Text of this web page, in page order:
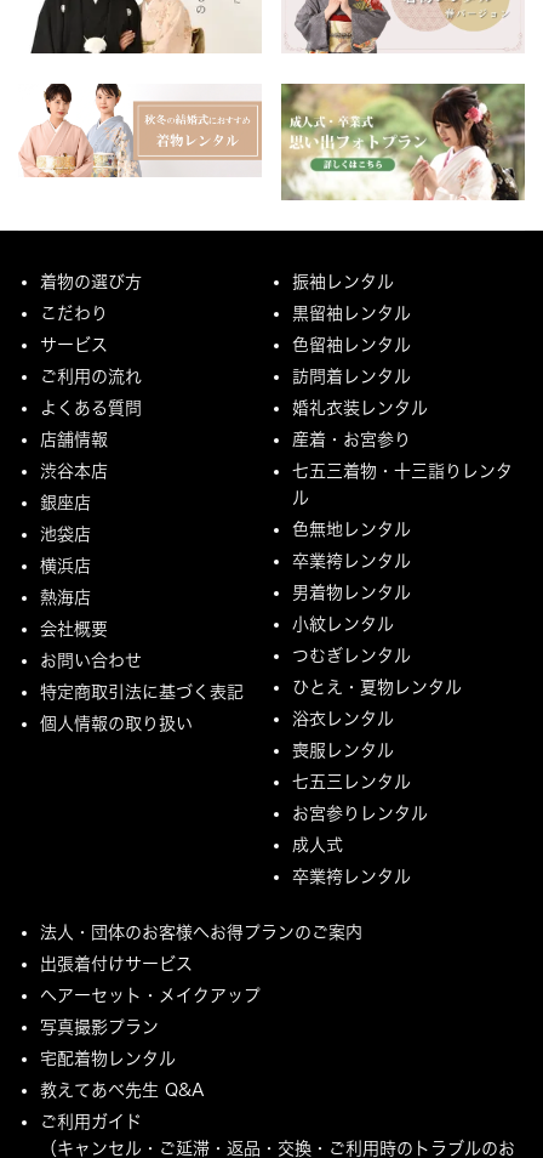
着物の選び方
こだわり
サービス
ご利用の流れ
よくある質問
店舗情報
渋谷本店
銀座店
池袋店
横浜店
熱海店
会社概要
お問い合わせ
特定商取引法に基づく表記
個人情報の取り扱い
振袖レンタル
黒留袖レンタル
色留袖レンタル
訪問着レンタル
婚礼衣装レンタル
産着・お宮参り
七五三着物・十三詣りレンタ
ル
色無地レンタル
卒業袴レンタル
男着物レンタル
小紋レンタル
つむぎレンタル
ひとえ・夏物レンタル
浴衣レンタル
喪服レンタル
七五三レンタル
お宮参りレンタル
成人式
卒業袴レンタル
法人・団体のお客様へお得プランのご案内
出張着付けサービス
ヘアーセット・メイクアップ
写真撮影プラン
宅配着物レンタル
教えてあべ先生 Q&A
ご利用ガイド
（キャンセル・ご延滞・返品・交換・ご利用時のトラブルのお